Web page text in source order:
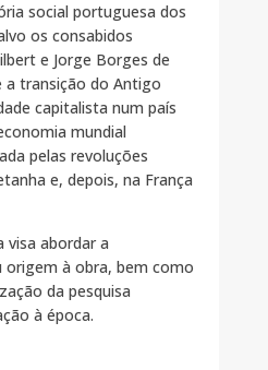
social portuguesa dos
os consabidos
e Jorge Borges de
a transição do Antigo
capitalista num país
mundial
pelas revoluções
e, depois, na França
visa abordar a
origem à obra, bem como
da pesquisa
à época.